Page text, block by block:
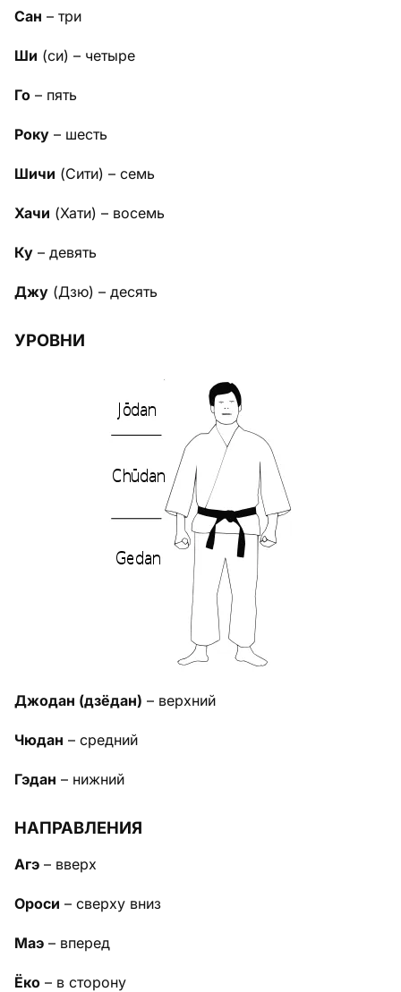
Сан – три
Ши (си) – четыре
Го – пять
Року – шесть
Шичи (Сити) – семь
Хачи (Хати) – восемь
Ку – девять
Джу (Дзю) – десять
УРОВНИ
Джодан (дзёдан) – верхний
Чюдан – средний
Гэдан – нижний
НАПРАВЛЕНИЯ
Агэ – вверх
Ороси – сверху вниз
Маэ – вперед
Ёко – в сторону